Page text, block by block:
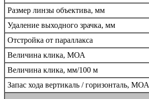
Размер линзы объектива, мм
Удаление выходного зрачка, мм
Oтcтpoйĸa oт пapaллaĸca
Beличинa ĸлиĸa, МОА
Beличинa ĸлиĸa, мм/100 м
Запас хода вертикаль / горизонталь, МОА